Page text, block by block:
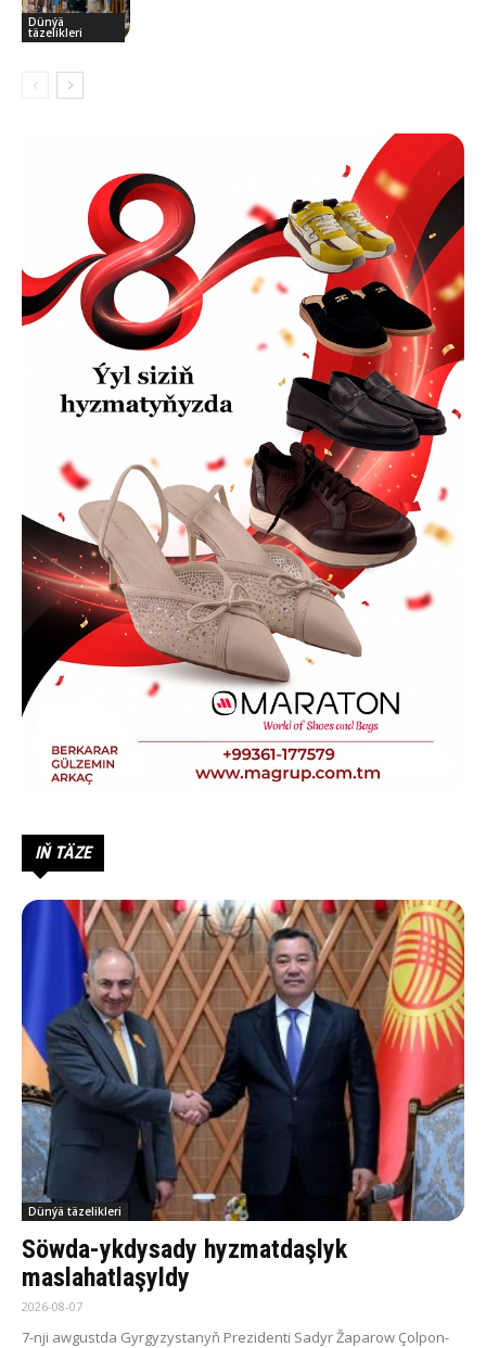
Dünýä
täzelikleri
IŇ TÄZE
Dünýä täzelikleri
Söwda-ykdysady hyzmatdaşlyk
maslahatlaşyldy
2026-08-07
7-nji awgustda Gyrgyzystanyň Prezidenti Sadyr Žaparow Çolpon-